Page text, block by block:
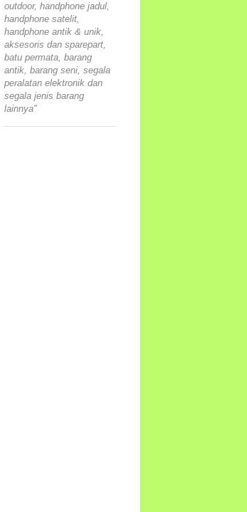
outdoor, handphone jadul,
handphone satelit,
handphone antik & unik,
aksesoris dan sparepart,
batu permata, barang
antik, barang seni, segala
peralatan elektronik dan
segala jenis barang
lainnya"